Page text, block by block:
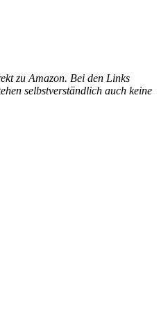
zu Amazon. Bei den Links
selbstverständlich auch keine